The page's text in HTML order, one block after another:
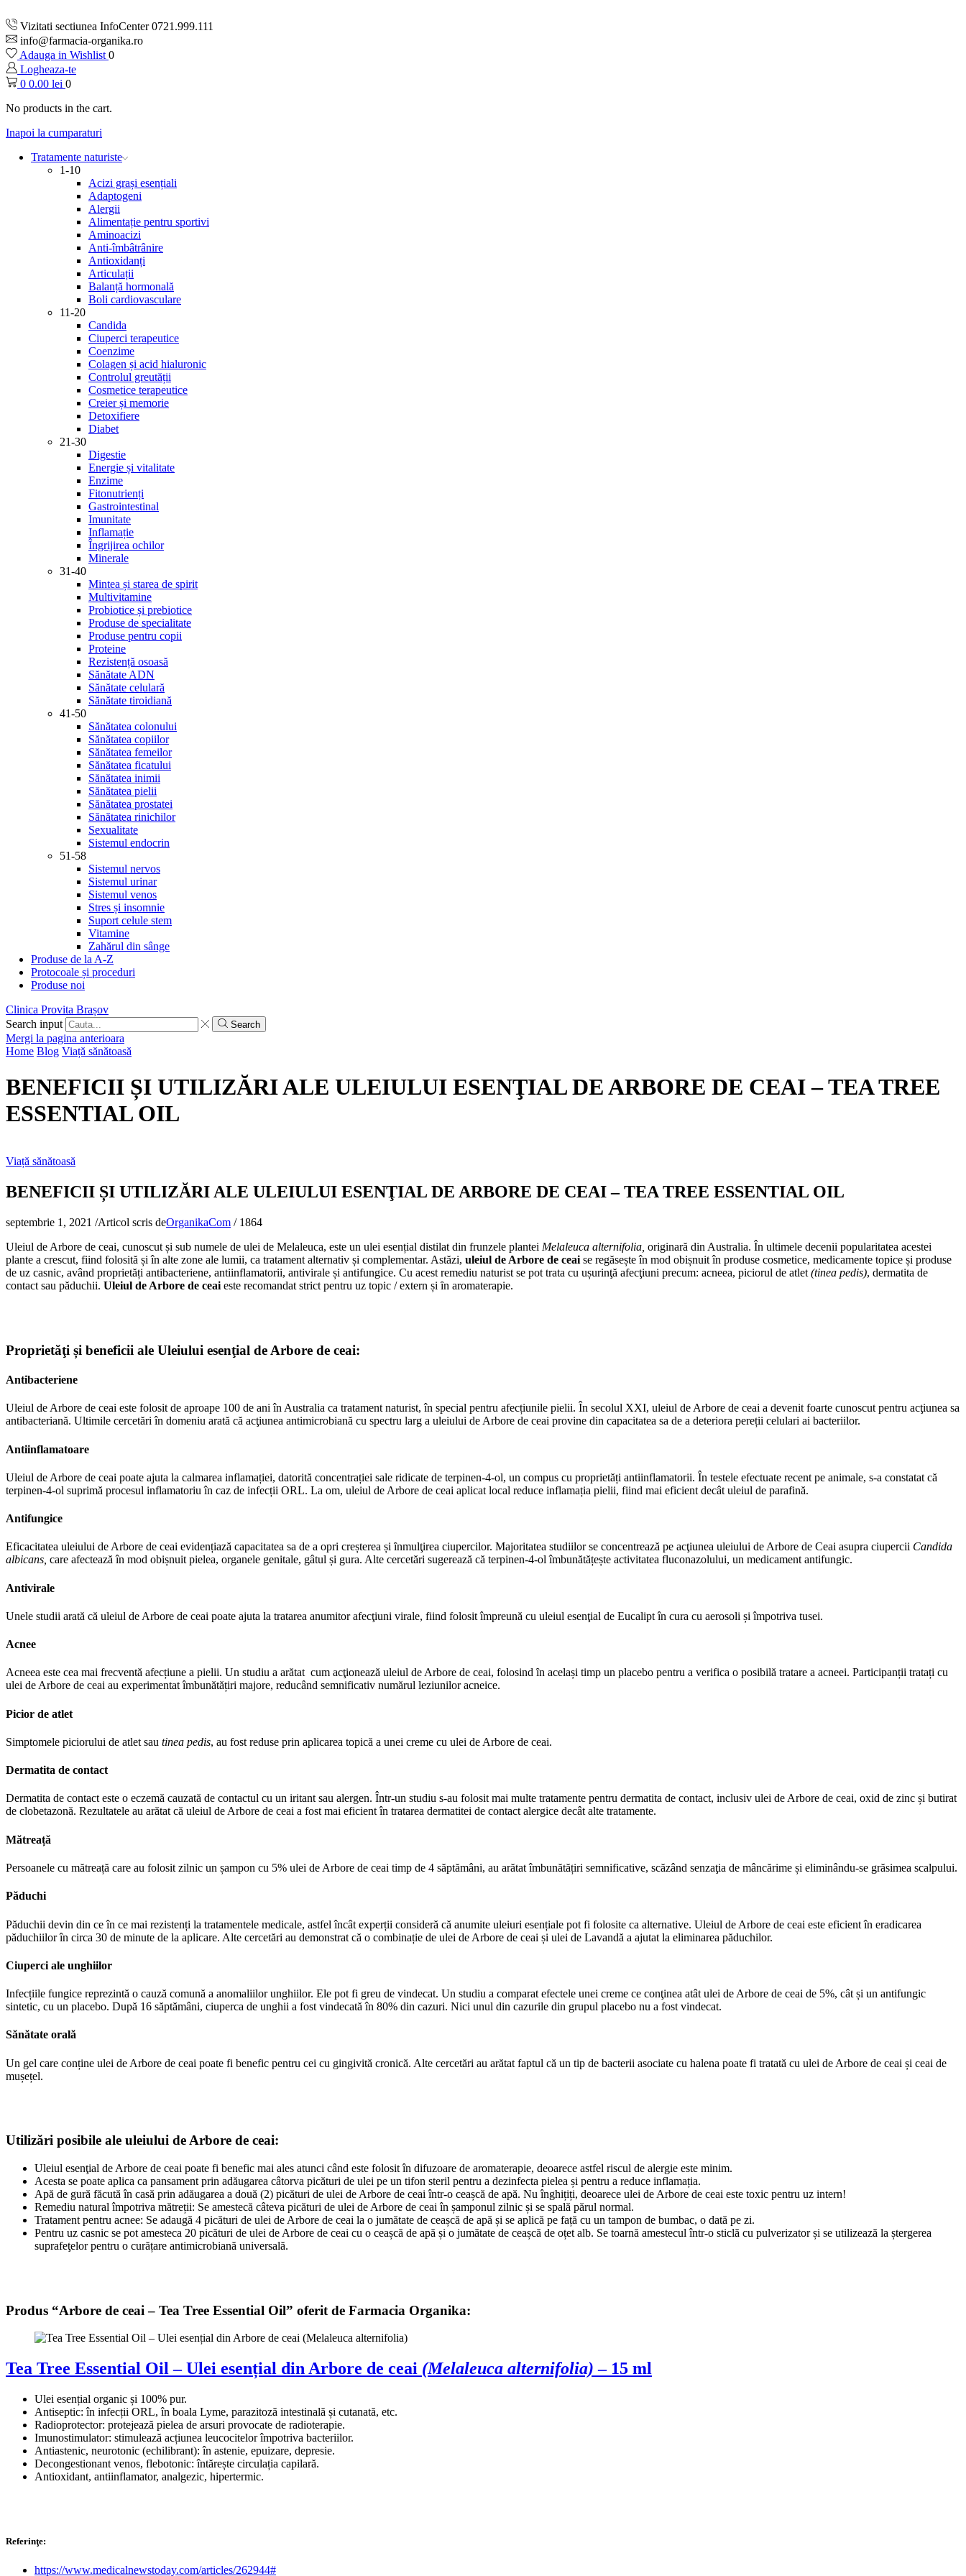
Vizitati sectiunea InfoCenter 0721.999.111
info@farmacia-organika.ro
Adauga in Wishlist 0
Logheaza-te
0 0.00 lei 0
No products in the cart.
Inapoi la cumparaturi
Tratamente naturiste
1-10
Acizi grași esențiali
Adaptogeni
Alergii
Alimentație pentru sportivi
Aminoacizi
Anti-îmbâtrânire
Antioxidanți
Articulații
Balanță hormonală
Boli cardiovasculare
11-20
Candida
Ciuperci terapeutice
Coenzime
Colagen și acid hialuronic
Controlul greutății
Cosmetice terapeutice
Creier și memorie
Detoxifiere
Diabet
21-30
Digestie
Energie și vitalitate
Enzime
Fitonutrienți
Gastrointestinal
Imunitate
Inflamație
Îngrijirea ochilor
Minerale
31-40
Mintea și starea de spirit
Multivitamine
Probiotice și prebiotice
Produse de specialitate
Produse pentru copii
Proteine
Rezistență osoasă
Sănătate ADN
Sănătate celulară
Sănătate tiroidiană
41-50
Sănătatea colonului
Sănătatea copiilor
Sănătatea femeilor
Sănătatea ficatului
Sănătatea inimii
Sănătatea pielii
Sănătatea prostatei
Sănătatea rinichilor
Sexualitate
Sistemul endocrin
51-58
Sistemul nervos
Sistemul urinar
Sistemul venos
Stres și insomnie
Suport celule stem
Vitamine
Zahărul din sânge
Produse de la A-Z
Protocoale și proceduri
Produse noi
Clinica Provita Brașov
Search input
Search
Mergi la pagina anterioara
Home Blog Viață sănătoasă
BENEFICII ȘI UTILIZĂRI ALE ULEIULUI ESENŢIAL DE ARBORE DE CEAI – TEA TREE
ESSENTIAL OIL
Viață sănătoasă
BENEFICII ȘI UTILIZĂRI ALE ULEIULUI ESENŢIAL DE ARBORE DE CEAI – TEA TREE ESSENTIAL OIL
septembrie 1, 2021 /Articol scris deOrganikaCom / 1864
Uleiul de Arbore de ceai, cunoscut și sub numele de ulei de Melaleuca, este un ulei esențial distilat din frunzele plantei Melaleuca alternifolia, originară din Australia. În ultimele decenii popularitatea acestei
plante a crescut, fiind folosită și în alte zone ale lumii, ca tratament alternativ și complementar. Astăzi, uleiul de Arbore de ceai se regăsește în mod obișnuit în produse cosmetice, medicamente topice și produse
de uz casnic, având proprietăți antibacteriene, antiinflamatorii, antivirale și antifungice. Cu acest remediu naturist se pot trata cu ușurinţă afecţiuni precum: acneea, piciorul de atlet (tinea pedis), dermatita de
contact sau păduchii. Uleiul de Arbore de ceai este recomandat strict pentru uz topic / extern și ȋn aromaterapie.
Proprietăţi și beneficii ale Uleiului esenţial de Arbore de ceai:
Antibacteriene
Uleiul de Arbore de ceai este folosit de aproape 100 de ani în Australia ca tratament naturist, în special pentru afecțiunile pielii. În secolul XXI, uleiul de Arbore de ceai a devenit foarte cunoscut pentru acţiunea sa
antibacteriană. Ultimile cercetări în domeniu arată că acţiunea antimicrobiană cu spectru larg a uleiului de Arbore de ceai provine din capacitatea sa de a deteriora pereții celulari ai bacteriilor.
Antiinflamatoare
Uleiul de Arbore de ceai poate ajuta la calmarea inflamației, datorită concentrației sale ridicate de terpinen-4-ol, un compus cu proprietăți antiinflamatorii. În testele efectuate recent pe animale, s-a constatat că
terpinen-4-ol suprimă procesul inflamatoriu în caz de infecții ORL. La om, uleiul de Arbore de ceai aplicat local reduce inflamația pielii, fiind mai eficient decât uleiul de parafină.
Antifungice
Eficacitatea uleiului de Arbore de ceai evidențiază capacitatea sa de a opri creșterea și ȋnmulţirea ciupercilor. Majoritatea studiilor se concentrează pe acţiunea uleiului de Arbore de Ceai asupra ciupercii Candida
albicans, care afectează în mod obișnuit pielea, organele genitale, gâtul și gura. Alte cercetări sugerează că terpinen-4-ol îmbunătățește activitatea fluconazolului, un medicament antifungic.
Antivirale
Unele studii arată că uleiul de Arbore de ceai poate ajuta la tratarea anumitor afecţiuni virale, fiind folosit împreună cu uleiul esenţial de Eucalipt în cura cu aerosoli și împotriva tusei.
Acnee
Acneea este cea mai frecventă afecțiune a pielii. Un studiu a arătat cum acţionează uleiul de Arbore de ceai, folosind ȋn același timp un placebo pentru a verifica o posibilă tratare a acneei. Participanții tratați cu
ulei de Arbore de ceai au experimentat îmbunătățiri majore, reducând semnificativ numărul leziunilor acneice.
Picior de atlet
Simptomele piciorului de atlet sau tinea pedis, au fost reduse prin aplicarea topică a unei creme cu ulei de Arbore de ceai.
Dermatita de contact
Dermatita de contact este o eczemă cauzată de contactul cu un iritant sau alergen. Într-un studiu s-au folosit mai multe tratamente pentru dermatita de contact, inclusiv ulei de Arbore de ceai, oxid de zinc și butirat
de clobetazonă. Rezultatele au arătat că uleiul de Arbore de ceai a fost mai eficient în tratarea dermatitei de contact alergice decât alte tratamente.
Mătreață
Persoanele cu mătreață care au folosit zilnic un șampon cu 5% ulei de Arbore de ceai timp de 4 săptămâni, au arătat îmbunătățiri semnificative, scăzând senzaţia de mâncărime și eliminându-se grăsimea scalpului.
Păduchi
Păduchii devin din ce în ce mai rezistenți la tratamentele medicale, astfel încât experții consideră că anumite uleiuri esențiale pot fi folosite ca alternative. Uleiul de Arbore de ceai este eficient în eradicarea
păduchiilor în circa 30 de minute de la aplicare. Alte cercetări au demonstrat că o combinație de ulei de Arbore de ceai și ulei de Lavandă a ajutat la eliminarea păduchilor.
Ciuperci ale unghiilor
Infecțiile fungice reprezintă o cauză comună a anomaliilor unghiilor. Ele pot fi greu de vindecat. Un studiu a comparat efectele unei creme ce conţinea atât ulei de Arbore de ceai de 5%, cât și un antifungic
sintetic, cu un placebo. După 16 săptămâni, ciuperca de unghii a fost vindecată în 80% din cazuri. Nici unul din cazurile din grupul placebo nu a fost vindecat.
Sănătate orală
Un gel care conține ulei de Arbore de ceai poate fi benefic pentru cei cu gingivită cronică. Alte cercetări au arătat faptul că un tip de bacterii asociate cu halena poate fi tratată cu ulei de Arbore de ceai și ceai de
mușețel.
Utilizări posibile ale uleiului de Arbore de ceai:
Uleiul esenţial de Arbore de ceai poate fi benefic mai ales atunci când este folosit în difuzoare de aromaterapie, deoarece astfel riscul de alergie este minim.
Acesta se poate aplica ca pansament prin adăugarea câtorva picături de ulei pe un tifon steril pentru a dezinfecta pielea și pentru a reduce inflamația.
Apă de gură făcută în casă prin adăugarea a două (2) picături de ulei de Arbore de ceai într-o ceașcă de apă. Nu înghițiți, deoarece ulei de Arbore de ceai este toxic pentru uz intern!
Remediu natural împotriva mătreții: Se amestecă câteva picături de ulei de Arbore de ceai în șamponul zilnic și se spală părul normal.
Tratament pentru acnee: Se adaugă 4 picături de ulei de Arbore de ceai la o jumătate de ceașcă de apă și se aplică pe față cu un tampon de bumbac, o dată pe zi.
Pentru uz casnic se pot amesteca 20 picături de ulei de Arbore de ceai cu o ceașcă de apă și o jumătate de ceașcă de oțet alb. Se toarnă amestecul într-o sticlă cu pulverizator și se utilizează la ștergerea
suprafeţelor pentru o curățare antimicrobiană universală.
Produs “Arbore de ceai – Tea Tree Essential Oil” oferit de Farmacia Organika:
Tea Tree Essential Oil – Ulei esențial din Arbore de ceai (Melaleuca alternifolia)– 15 ml
Ulei esențial organic și 100% pur.
Antiseptic: în infecții ORL, în boala Lyme, parazitoză intestinală și cutanată, etc.
Radioprotector: protejează pielea de arsuri provocate de radioterapie.
Imunostimulator: stimulează acțiunea leucocitelor împotriva bacteriilor.
Antiastenic, neurotonic (echilibrant): în astenie, epuizare, depresie.
Decongestionant venos, flebotonic: întărește circulația capilară.
Antioxidant, antiinflamator, analgezic, hipertermic.
Referinţe:
https://www.medicalnewstoday.com/articles/262944#